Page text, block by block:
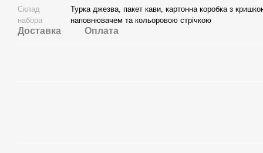
Склад
набора
Турка джезва, пакет кави, картонна коробка з
наповнювачем та кольоровою стрічкою
Доставка Оплата